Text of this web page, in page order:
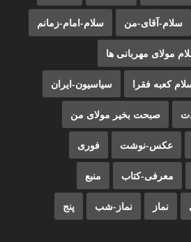
سلام-آقای-من سلام-امام-زمانم
مولای مهربانی ها
کعبه فقرا سیاسیون-ایران
صبحت بخیر مولای من
عکس-نوشت فوری
معرفی-کتاب منبع
نماز نماز-شب پنج